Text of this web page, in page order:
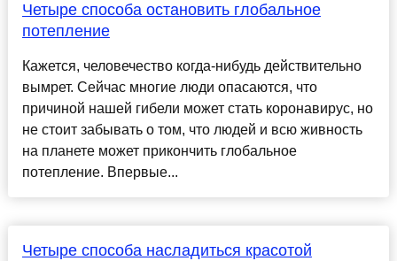
Четыре способа остановить глобальное
потепление
Кажется, человечество когда-нибудь действительно
вымрет. Сейчас многие люди опасаются, что
причиной нашей гибели может стать коронавирус, но
не стоит забывать о том, что людей и всю живность
на планете может прикончить глобальное
потепление. Впервые...
Четыре способа насладиться красотой